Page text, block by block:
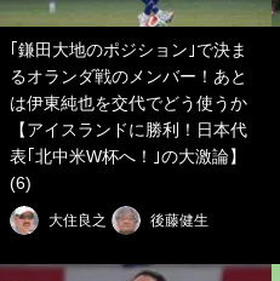
｢鎌田大地のポジション｣で決ま
るオランダ戦のメンバー！あと
は伊東純也を交代でどう使うか
【アイスランドに勝利！日本代
表｢北中米W杯へ！｣の大激論】
(6)
大住良之 後藤健生